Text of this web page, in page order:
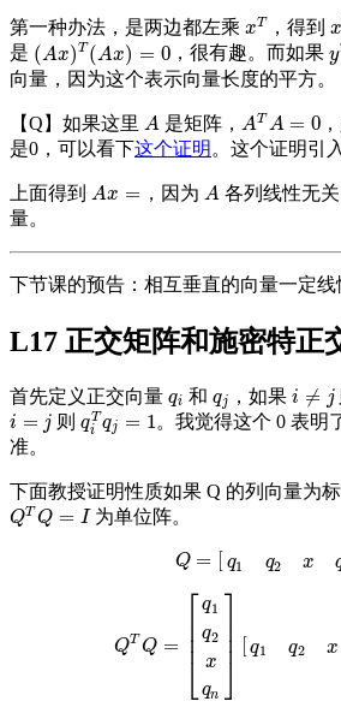
第一种办法，是两边都左乘 xT
xT ，得到 x
x
是 (Ax)T (Ax) = 0
(Ax)T( Ax)=0 ，很有趣。而如果y
y
向量，因为这个表示向量长度的平方。
【Q】如果这里 A
A 是矩阵， AT A = 0
AT A= 0
是0，可以看下这个证明 。这个证明引
上面得到 Ax =
Ax= ，因为 A
A 各列线性无
量。
下节课的预告：相互垂直的向量一定线
L17 正交矩阵和施密特正
首先定义正交向量 qi
qi 和qj
qj ，如果i ≠ j
i≠j
i = j
i=j 则 qT
i qj = 1
qiTqj =1
。我觉得这个 0 表明
准。
下面教授证明性质如果 Q 的列向量为
QT Q = I
QT Q=I 为单位阵。
Q = q1 q2 x
Q= 1q2 qn
QT Q =
⎡
⎣
⎢⎢⎢
q1
q2
x
qn
⎤
⎦
⎥⎥⎥ q1 q2 x
QT Q =[q 1 2xq [q1 2x